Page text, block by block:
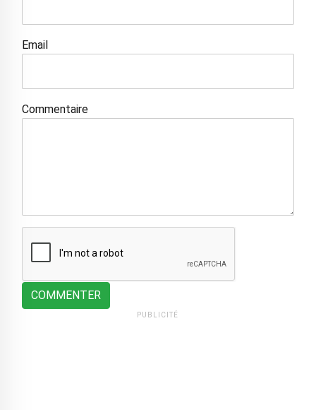
Email
Commentaire
COMMENTER
PUBLICITÉ